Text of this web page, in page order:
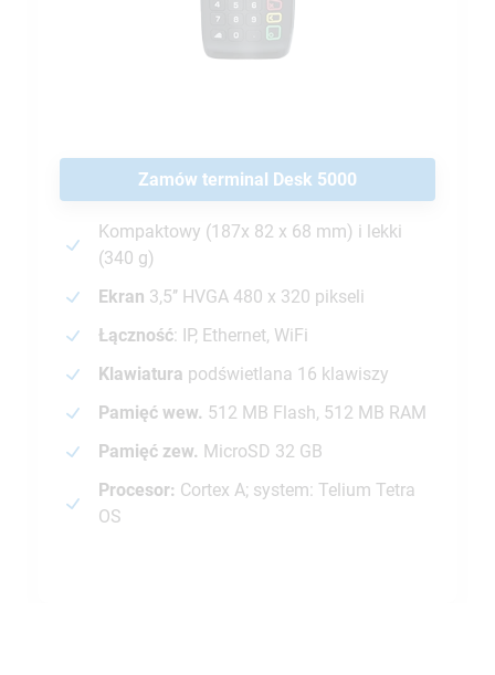
Zamów terminal Desk 5000
Kompaktowy (187x 82 x 68 mm) i lekki
(340 g)
Ekran 3,5’’ HVGA 480 x 320 pikseli
Łączność: IP, Ethernet, WiFi
Klawiatura podświetlana 16 klawiszy
Pamięć wew. 512 MB Flash, 512 MB RAM
Pamięć zew. MicroSD 32 GB
Procesor: Cortex A; system: Telium Tetra
OS